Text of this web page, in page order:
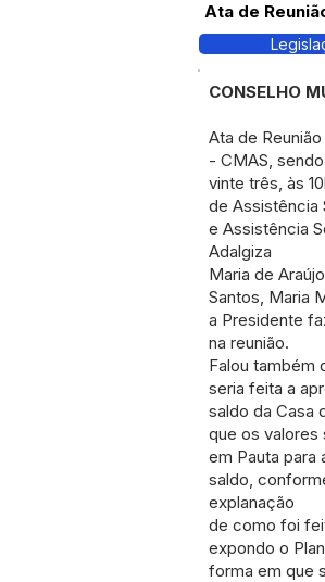
Ata de
CONSELHO
Ata de
- CMAS,
vinte três, às
de Assistência
e Assistência
Adalgiza
Maria de
Santos, Maria
a Presidente
na reunião.
Falou também
seria feita a
saldo da Casa
que os valores
em Pauta para
saldo,
explanação
de como foi
expondo o
forma em que